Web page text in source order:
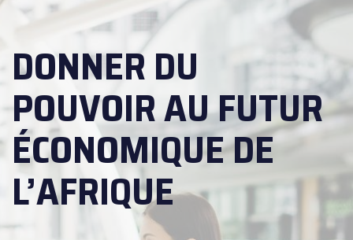
DONNER DU
POUVOIR AU FUTUR
ÉCONOMIQUE DE
L’AFRIQUE